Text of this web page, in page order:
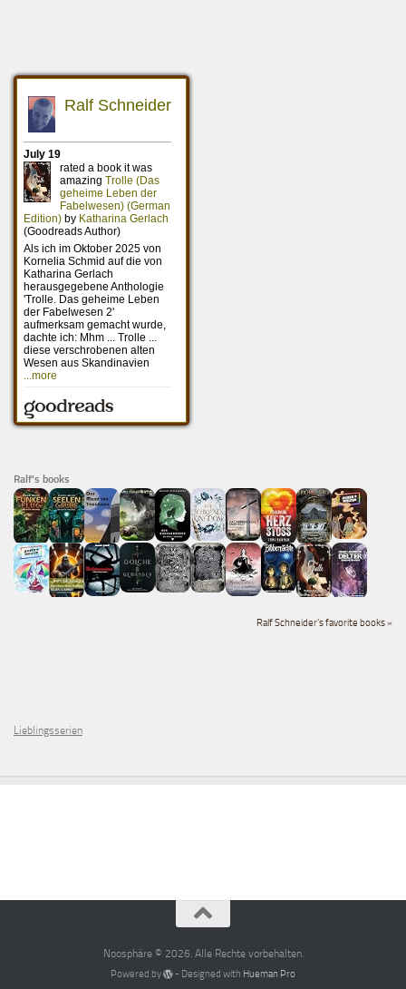
Ralf's books
Ralf Schneider's favorite books »
Lieblingsserien
Noosphäre © 2026. Alle Rechte vorbehalten.
Powered by - Designed with Hueman Pro